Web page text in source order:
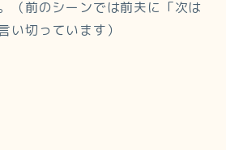
（前のシーンでは前夫に「次は
い切っています）